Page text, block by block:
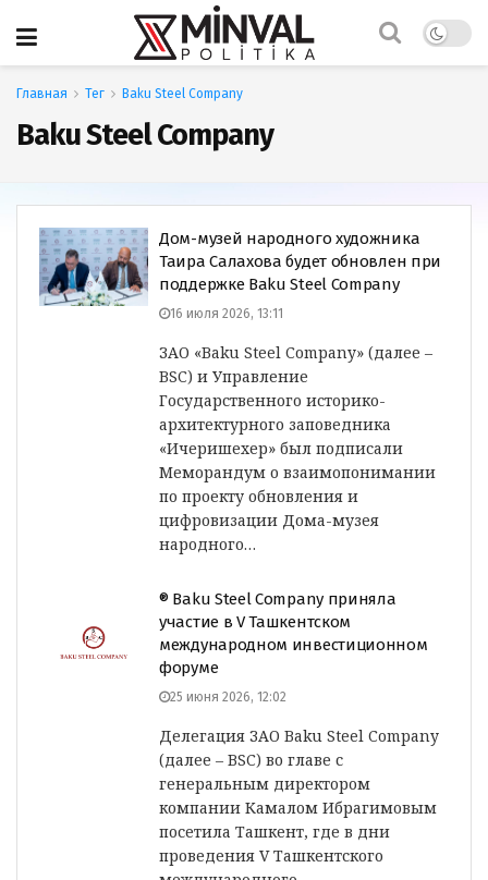
Главная Тег Baku Steel Company
Baku Steel Company
Дом-музей народного художника
Таира Салахова будет обновлен при
поддержке Baku Steel Company
16 июля 2026, 13:11
ЗАО «Baku Steel Company» (далее –
BSC) и Управление
Государственного историко-
архитектурного заповедника
«Ичеришехер» был подписали
Меморандум о взаимопонимании
по проекту обновления и
цифровизации Дома-музея
народного…
® Baku Steel Company приняла
участие в V Ташкентском
международном инвестиционном
форуме
25 июня 2026, 12:02
Делегация ЗАО Baku Steel Company
(далее – BSC) во главе с
генеральным директором
компании Камалом Ибрагимовым
посетила Ташкент, где в дни
проведения V Ташкентского